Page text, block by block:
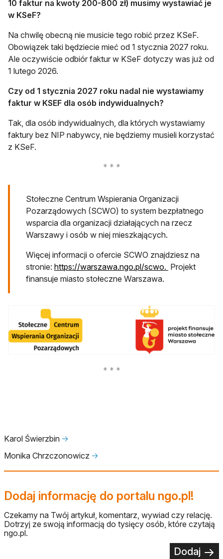
10 faktur na kwoty 200-800 zł) musimy wystawiać je
w KSeF?
Na chwilę obecną nie musicie tego robić przez KSeF.
Obowiązek taki będziecie mieć od 1 stycznia 2027 roku.
Ale oczywiście odbiór faktur w KSeF dotyczy was już od
1 lutego 2026.
Czy od 1 stycznia 2027 roku nadal nie wystawiamy
faktur w KSEF dla osób indywidualnych?
Tak, dla osób indywidualnych, dla których wystawiamy
faktury bez NIP nabywcy, nie będziemy musieli korzystać
z KSeF.
Stołeczne Centrum Wspierania Organizacji
Pozarządowych (SCWO) to system bezpłatnego
wsparcia dla organizacji działających na rzecz
Warszawy i osób w niej mieszkających.
Więcej informacji o ofercie SCWO znajdziesz na
stronie: https://warszawa.ngo.pl/scwo. Projekt
finansuje miasto stołeczne Warszawa.
Karol Świerzbin 🡢
Monika Chrzczonowicz 🡢
Dodaj informację do portalu ngo.pl!
Czekamy na Twój artykuł, komentarz, wywiad czy relację.
Dotrzyj ze swoją informacją do tysięcy osób, które czytają
ngo.pl.
Dodaj